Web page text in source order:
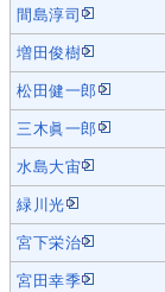
間島淳司
増田俊樹
松田健一郎
三木眞一郎
水島大宙
緑川光
宮下栄治
宮田幸季